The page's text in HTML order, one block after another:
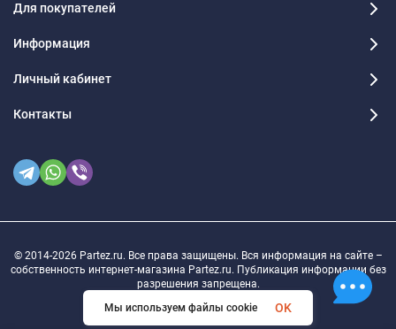
Для покупателей
Информация
Личный кабинет
Контакты
© 2014-2026 Partez.ru. Все права защищены. Вся информация на сайте –
собственность интернет-магазина Partez.ru. Публикация информации без
разрешения запрещена.
Мы используем файлы cookie
OK